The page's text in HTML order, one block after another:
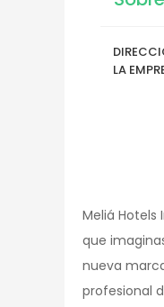
LA
Meliá
que
nueva
profesional